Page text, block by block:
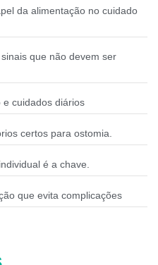
da alimentação no cuidado
que não devem ser
e cuidados diários
certos para ostomia.
é a chave.
que evita complicações